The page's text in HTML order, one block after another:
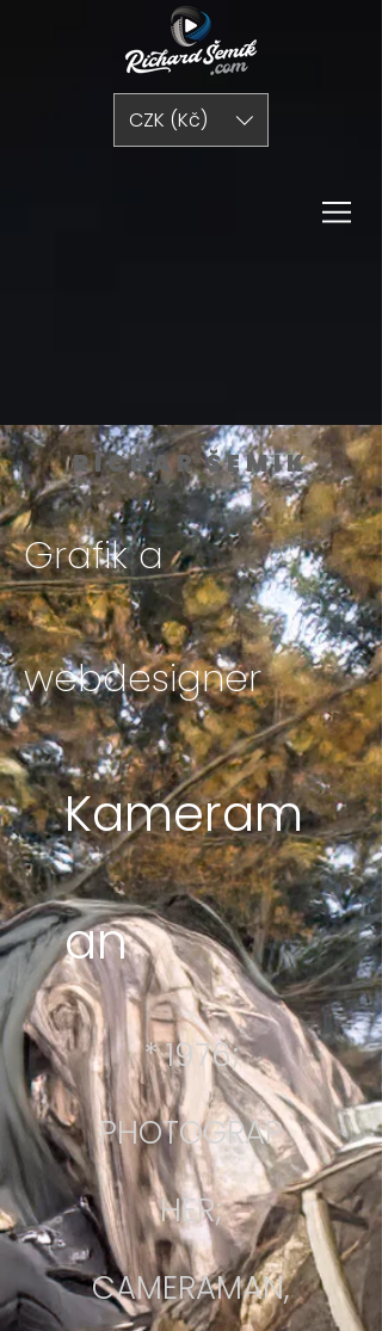
CZK (Kč)
RICHAR ŠEMÍK
Grafik a
webdesigner
Kameram
an
* 1976;
PHOTOGRAP
HER;
CAMERAMAN,